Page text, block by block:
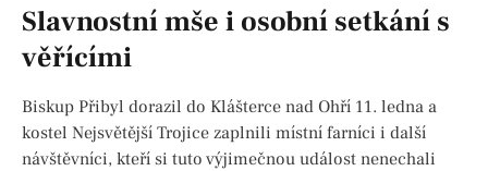
Slavnostní mše i osobní setkání s
věřícími
Biskup Přibyl dorazil do Klášterce nad Ohří 11. ledna a
kostel Nejsvětější Trojice zaplnili místní farníci i další
návštěvníci, kteří si tuto výjimečnou událost nenechali